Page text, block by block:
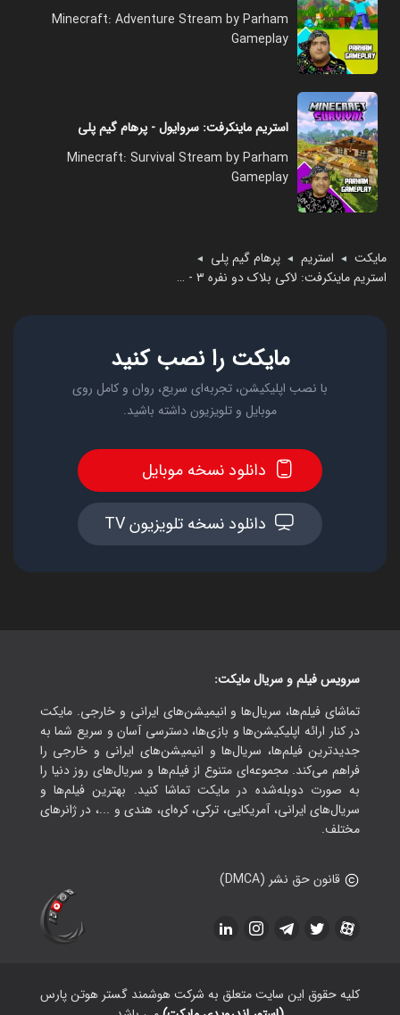
Minecraft: Adventure Stream by Parham
Gameplay
استریم ماینکرفت: سروایول - پرهام گیم پلی
Minecraft: Survival Stream by Parham
Gameplay
مایکت ◄ استریم ◄ پرهام گیم پلی ◄
استریم ماینکرفت: لاکی بلاک دو نفره ۳ - پرهام گیم پلی
مایکت را نصب کنید
با نصب اپلیکیشن، تجربه‌ای سریع، روان و کامل روی
موبایل و تلویزیون داشته باشید.
دانلود نسخه موبایل
دانلود نسخه تلویزیون TV
سرویس فیلم و سریال مایکت:
تماشای فیلم‌ها، سریال‌ها و انیمیشن‌های ایرانی و خارجی. مایکت
در کنار ارائه اپلیکیشن‌ها و بازی‌ها، دسترسی آسان و سریع شما به
جدیدترین فیلم‌ها، سریال‌ها و انیمیشن‌های ایرانی و خارجی را
فراهم می‌کند. مجموعه‌ای متنوع از فیلم‌ها و سریال‌های روز دنیا را
به صورت دوبله‌شده در مایکت تماشا کنید. بهترین فیلم‌ها و
سریال‌های ایرانی، آمریکایی، ترکی، کره‌ای، هندی و ...، در ژانرهای
مختلف.
قانون حق نشر (DMCA)
کلیه حقوق این سایت متعلق به شرکت هوشمند گستر هوتن پارس